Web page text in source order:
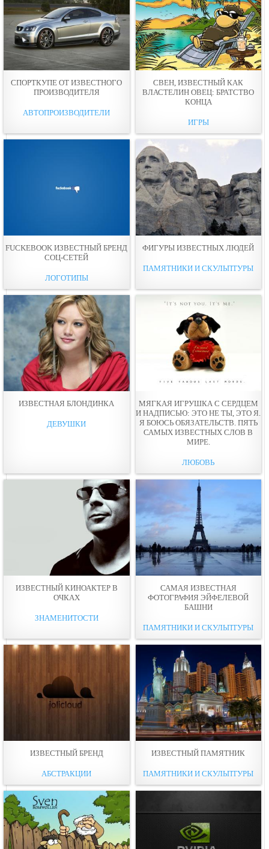
СПОРТКУПЕ ОТ ИЗВЕСТНОГО
ПРОИЗВОДИТЕЛЯ
АВТОПРОИЗВОДИТЕЛИ
СВЕН, ИЗВЕСТНЫЙ КАК
ВЛАСТЕЛИН ОВЕЦ: БРАТСТВО
КОНЦА
ИГРЫ
FUCKEBOOK ИЗВЕСТНЫЙ БРЕНД
СОЦ-СЕТЕЙ
ЛОГОТИПЫ
ФИГУРЫ ИЗВЕСТНЫХ ЛЮДЕЙ
ПАМЯТНИКИ И СКУЛЬПТУРЫ
ИЗВЕСТНАЯ БЛОНДИНКА
ДЕВУШКИ
МЯГКАЯ ИГРУШКА С СЕРДЦЕМ
И НАДПИСЬЮ: ЭТО НЕ ТЫ, ЭТО Я.
Я БОЮСЬ ОБЯЗАТЕЛЬСТВ. ПЯТЬ
САМЫХ ИЗВЕСТНЫХ СЛОВ В
МИРЕ.
ЛЮБОВЬ
ИЗВЕСТНЫЙ КИНОАКТЕР В
ОЧКАХ
ЗНАМЕНИТОСТИ
САМАЯ ИЗВЕСТНАЯ
ФОТОГРАФИЯ ЭЙФЕЛЕВОЙ
БАШНИ
ПАМЯТНИКИ И СКУЛЬПТУРЫ
ИЗВЕСТНЫЙ БРЕНД
АБСТРАКЦИИ
ИЗВЕСТНЫЙ ПАМЯТНИК
ПАМЯТНИКИ И СКУЛЬПТУРЫ